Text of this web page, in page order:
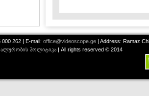
000 262 | E-mail: office@videoscope.ge | Address: Ramaz
პოლიტიკა | All rights reserved © 2014